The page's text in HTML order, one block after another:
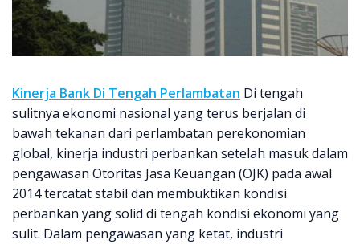
Kinerja Bank Di Tengah Perlambatan Di tengah
sulitnya ekonomi nasional yang terus berjalan di
bawah tekanan dari perlambatan perekonomian
global, kinerja industri perbankan setelah masuk dalam
pengawasan Otoritas Jasa Keuangan (OJK) pada awal
2014 tercatat stabil dan membuktikan kondisi
perbankan yang solid di tengah kondisi ekonomi yang
sulit. Dalam pengawasan yang ketat, industri